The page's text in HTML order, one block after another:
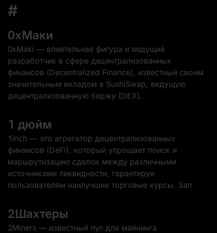
#
0xМаки
0xMaki — влиятельная фигура и ведущий
разработчик в сфере децентрализованных
финансов (Decentralized Finance), известный своим
значительным вкладом в SushiSwap, ведущую
децентрализованную биржу (DEX).
1 дюйм
1inch — это агрегатор децентрализованных
финансов (DeFi), который упрощает поиск и
маршрутизацию сделок между различными
источниками ликвидности, гарантируя
пользователям наилучшие торговые курсы. Зап
2Шахтеры
2Miners — известный пул для майнинга